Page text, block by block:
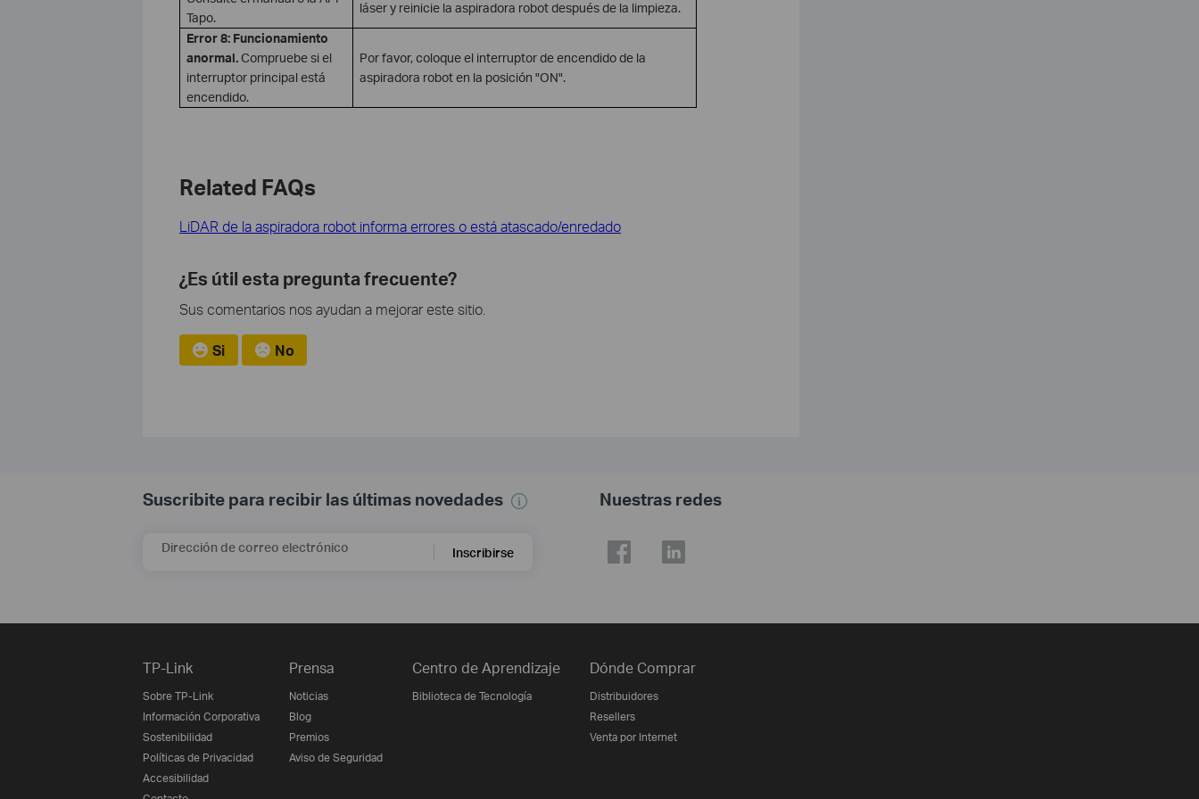
Tapo.
láser y reinicie la aspiradora robot después de la limpieza.
Error 8: Funcionamiento
anormal.Compruebe si el
interruptor principal está
encendido.
Por favor, coloque el interruptor de encendido de la
aspiradora robot en la posición "ON".
Related FAQs
LiDAR de la aspiradora robot informa errores o está atascado/enredado
¿Es útil esta pregunta frecuente?
Sus comentarios nos ayudan a mejorar este sitio.
Si No
Suscribite para recibir las últimas novedades
Dirección de correo electrónico Inscribirse
Nuestras redes
TP-Link
Sobre TP-Link
Información Corporativa
Sostenibilidad
Políticas de Privacidad
Accesibilidad
Prensa
Noticias
Blog
Premios
Aviso de Seguridad
Centro de Aprendizaje
Biblioteca de Tecnología
Dónde Comprar
Distribuidores
Resellers
Venta por Internet